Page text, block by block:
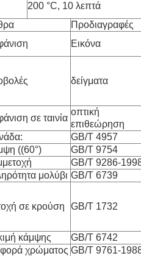
200 °C, 10 λεπτά
Προδιαγραφές
Εικόνα
δείγματα
σε ταινία
οπτική
επιθεώρηση
GB/T 4957
((60°) GB/T 9754
GB/T 9286-
μολύβι GB/T 6739
σε κρούση GB/T 1732
κάμψης GB/T 6742
χρώματος GB/T 9761-